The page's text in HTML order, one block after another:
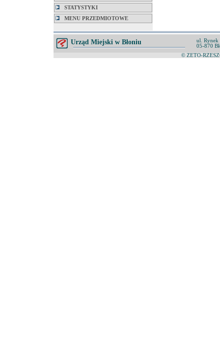
STATYSTYKI
MENU PRZEDMIOTOWE
Urząd Miejski w Błoniu
ul. Rynek
05-870
© ZETO-